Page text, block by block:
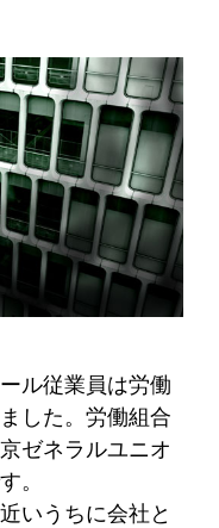
ル従業員は労働
した。労働組合
ゼネラルユニオ
。
いうちに会社と